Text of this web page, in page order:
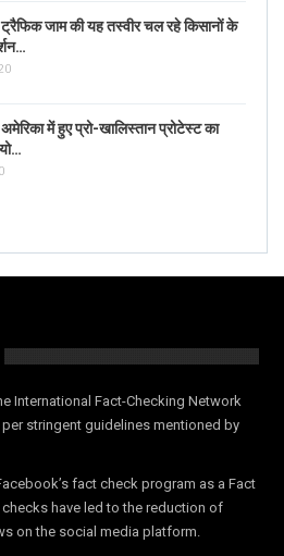
जाम की यह तस्वीर चल रहे किसानों के
में हुए प्रो-खालिस्तान प्रोटेस्ट का
International Fact-Checking Network
stringent guidelines mentioned by
fact check program as a Fact
have led to the reduction of
on the social media platform.